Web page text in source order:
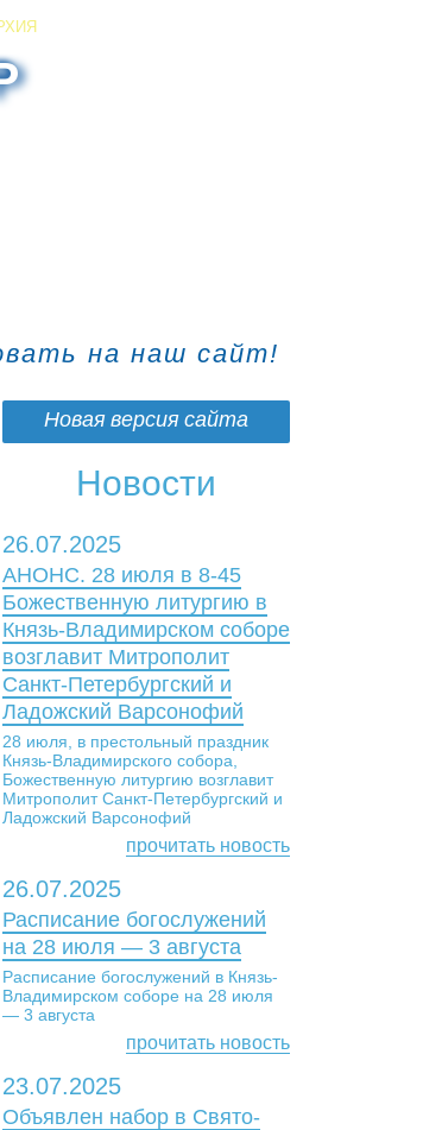
на наш сайт!
Новая версия сайта
Новости
26.07.2025
АНОНС. 28 июля в 8-45
Божественную литургию в
Князь-Владимирском соборе
возглавит Митрополит
Санкт-Петербургский и
Ладожский Варсонофий
28 июля, в престольный праздник
Князь-Владимирского собора,
Божественную литургию возглавит
Митрополит Санкт-Петербургский и
Ладожский Варсонофий
прочитать новость
26.07.2025
Расписание богослужений
на 28 июля — 3 августа
Расписание богослужений в Князь-
Владимирском соборе на 28 июля
— 3 августа
прочитать новость
23.07.2025
Объявлен набор в Свято-